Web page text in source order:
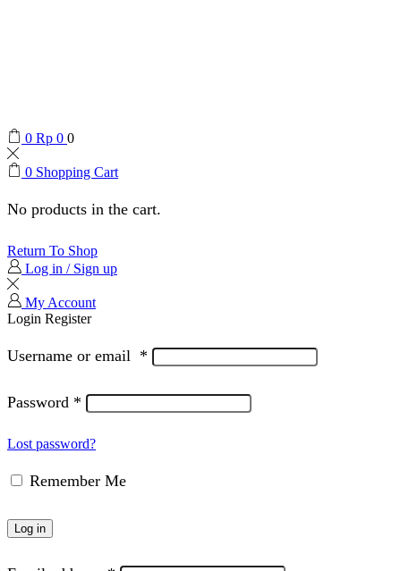
0 Rp 0 0
0 Shopping Cart
No products in the cart.
Return To Shop
Log in / Sign up
My Account
Login Register
Username or email *
Password *
Lost password?
Remember Me
Log in